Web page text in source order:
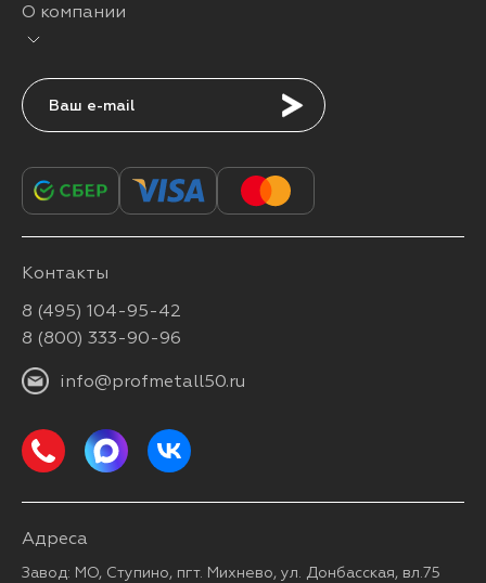
О компании
Подписаться
Контакты
8 (495) 104-95-42
8 (800) 333-90-96
info@profmetall50.ru
Адреса
Завод: МО, Ступино, пгт. Михнево, ул. Донбасская, вл.75